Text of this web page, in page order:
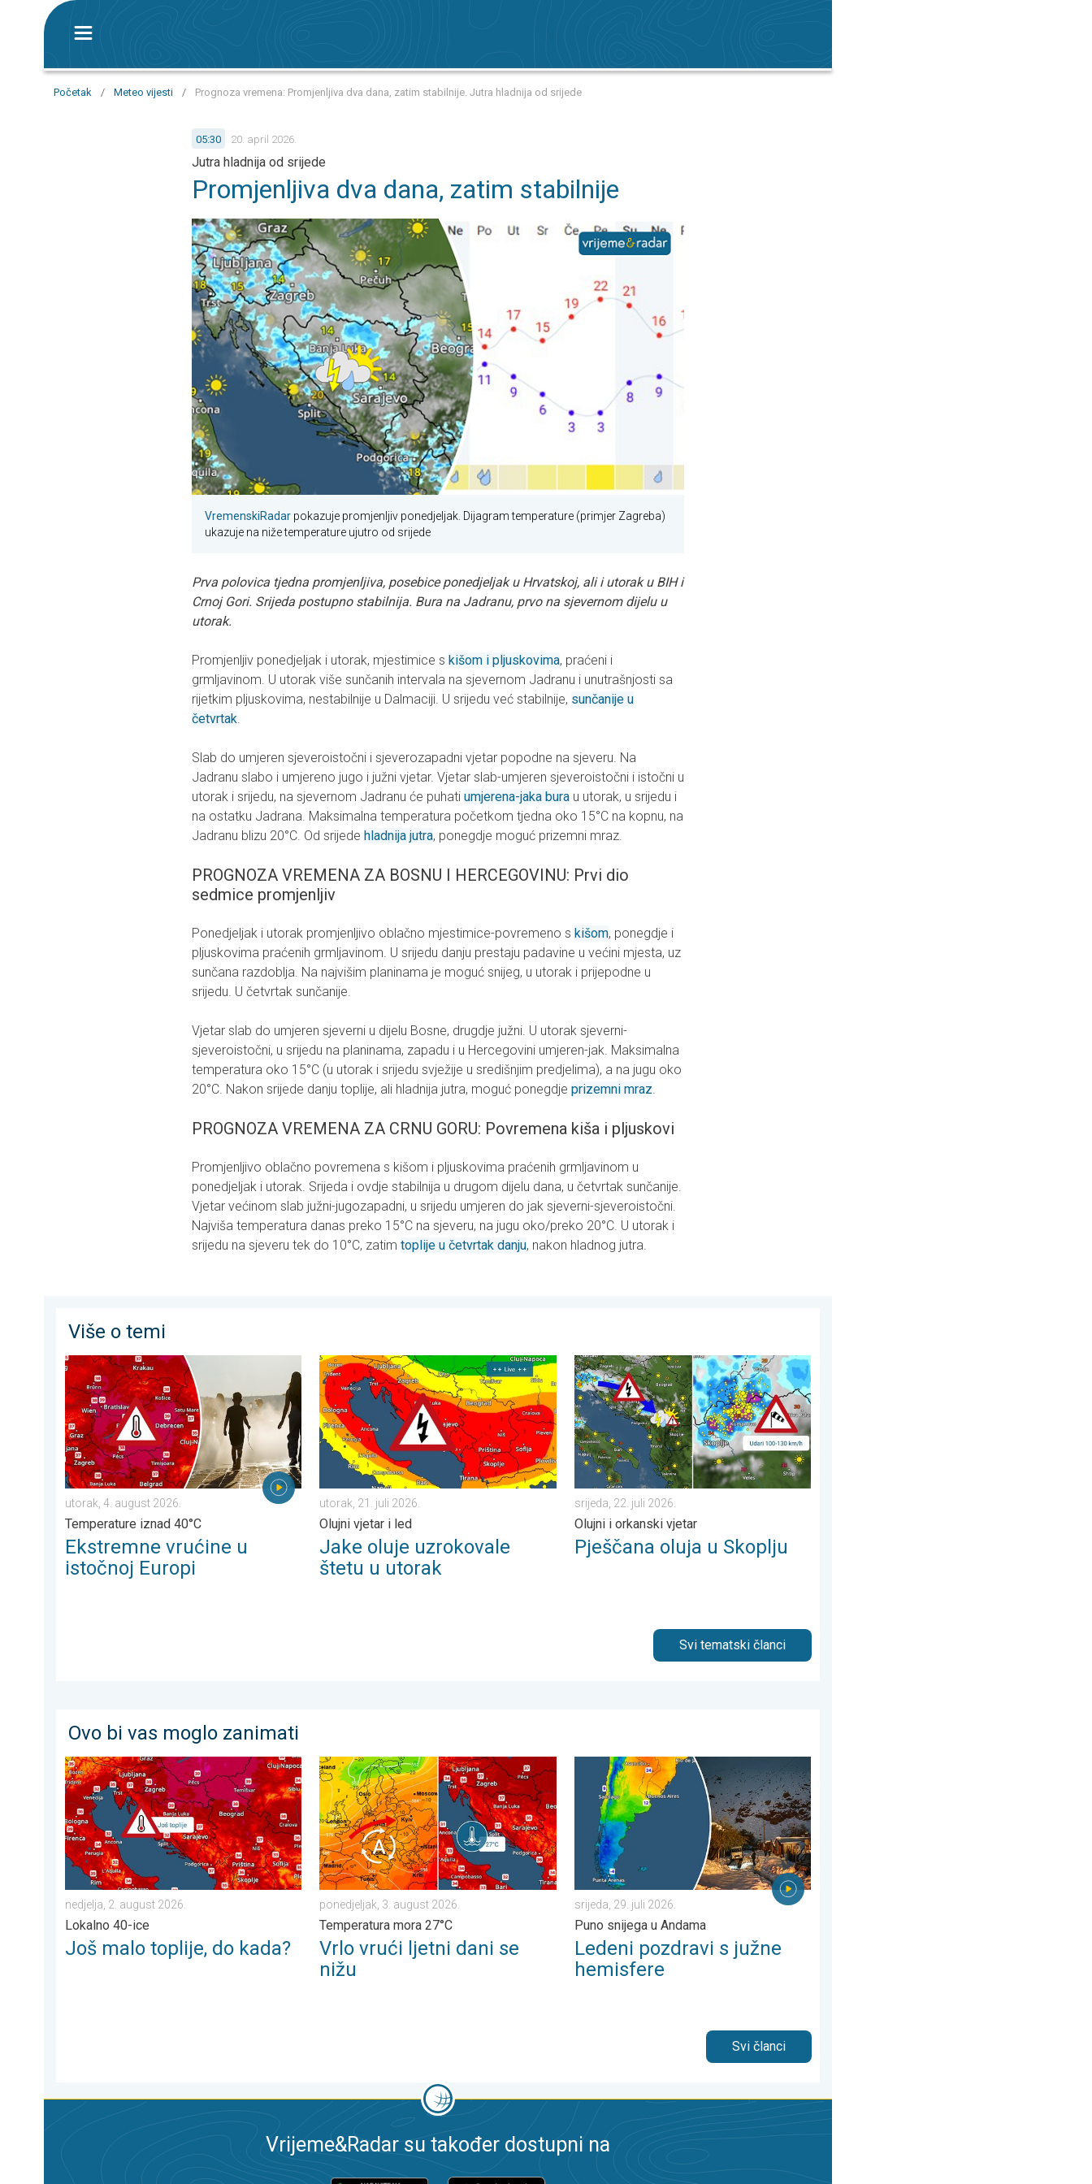
Početak / Meteo vijesti / Prognoza vremena: Promjenljiva dva dana, zatim stabilnije. Jutra hladnija od srijede
05:30 20. april 2026.
Jutra hladnija od srijede
Promjenljiva dva dana, zatim stabilnije
VremenskiRadar pokazuje promjenljiv ponedjeljak. Dijagram temperature (primjer Zagreba)
ukazuje na niže temperature ujutro od srijede
Prva polovica tjedna promjenljiva, posebice ponedjeljak u Hrvatskoj, ali i utorak u BIH i
Crnoj Gori. Srijeda postupno stabilnija. Bura na Jadranu, prvo na sjevernom dijelu u
utorak.
Promjenljiv ponedjeljak i utorak, mjestimice s kišom i pljuskovima, praćeni i
grmljavinom. U utorak više sunčanih intervala na sjevernom Jadranu i unutrašnjosti sa
rijetkim pljuskovima, nestabilnije u Dalmaciji. U srijedu već stabilnije, sunčanije u
četvrtak.
Slab do umjeren sjeveroistočni i sjeverozapadni vjetar popodne na sjeveru. Na
Jadranu slabo i umjereno jugo i južni vjetar. Vjetar slab-umjeren sjeveroistočni i istočni u
utorak i srijedu, na sjevernom Jadranu će puhati umjerena-jaka bura u utorak, u srijedu i
na ostatku Jadrana. Maksimalna temperatura početkom tjedna oko 15°C na kopnu, na
Jadranu blizu 20°C. Od srijede hladnija jutra, ponegdje moguć prizemni mraz.
PROGNOZA VREMENA ZA BOSNU I HERCEGOVINU: Prvi dio
sedmice promjenljiv
Ponedjeljak i utorak promjenljivo oblačno mjestimice-povremeno s kišom, ponegdje i
pljuskovima praćenih grmljavinom. U srijedu danju prestaju padavine u većini mjesta, uz
sunčana razdoblja. Na najvišim planinama je moguć snijeg, u utorak i prijepodne u
srijedu. U četvrtak sunčanije.
Vjetar slab do umjeren sjeverni u dijelu Bosne, drugdje južni. U utorak sjeverni-
sjeveroistočni, u srijedu na planinama, zapadu i u Hercegovini umjeren-jak. Maksimalna
temperatura oko 15°C (u utorak i srijedu svježije u središnjim predjelima), a na jugu oko
20°C. Nakon srijede danju toplije, ali hladnija jutra, moguć ponegdje prizemni mraz.
PROGNOZA VREMENA ZA CRNU GORU: Povremena kiša i pljuskovi
Promjenljivo oblačno povremena s kišom i pljuskovima praćenih grmljavinom u
ponedjeljak i utorak. Srijeda i ovdje stabilnija u drugom dijelu dana, u četvrtak sunčanije.
Vjetar većinom slab južni-jugozapadni, u srijedu umjeren do jak sjeverni-sjeveroistočni.
Najviša temperatura danas preko 15°C na sjeveru, na jugu oko/preko 20°C. U utorak i
srijedu na sjeveru tek do 10°C, zatim toplije u četvrtak danju, nakon hladnog jutra.
Više o temi
Ekstremne vrućine u istočnoj Europi. Temperature iznad 40°C. . . utorak, 4. august 2026.
utorak, 4. august 2026.
Temperature iznad 40°C
Ekstremne vrućine u
istočnoj Europi
Jake oluje uzrokovale štetu u utorak. Olujni vjetar i led. . . utorak, 21. juli 2026.
utorak, 21. juli 2026.
Olujni vjetar i led
Jake oluje uzrokovale
štetu u utorak
Pješčana oluja u Skoplju. Olujni i orkanski vjetar. . . srijeda, 22. juli 2026.
srijeda, 22. juli 2026.
Olujni i orkanski vjetar
Pješčana oluja u Skoplju
Svi tematski članci
Ovo bi vas moglo zanimati
Još malo toplije, do kada?. Lokalno 40-ice. . . nedjelja, 2. august 2026.
nedjelja, 2. august 2026.
Lokalno 40-ice
Još malo toplije, do kada?
Vrlo vrući ljetni dani se nižu. Temperatura mora 27°C. . . ponedjeljak, 3. august 2026.
ponedjeljak, 3. august 2026.
Temperatura mora 27°C
Vrlo vrući ljetni dani se
nižu
Ledeni pozdravi s južne hemisfere. Puno snijega u Andama. . . srijeda, 29. juli 2026.
srijeda, 29. juli 2026.
Puno snijega u Andama
Ledeni pozdravi s južne
hemisfere
Svi članci
Vrijeme&Radar su također dostupni na